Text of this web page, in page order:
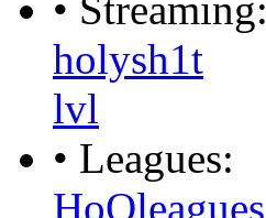
holysh1t
lvl
• Leagues:
HoQleagues